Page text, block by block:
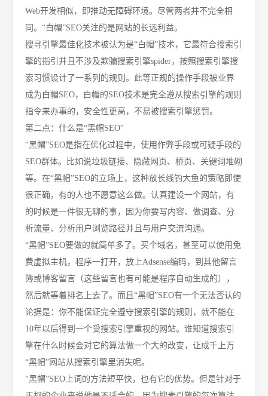
Web开发相似，即推动无障碍环境。尽管两者并不完全相
同。“白帽”SEO关注的是网站的长远利益。
搜寻引擎最佳化技术被认为是“白帽”技术，它最符合搜索引
擎的指引并且不涉及欺骗搜索引擎spider，按照搜索引擎搜
索习惯设计了一系列的规则。 此等正规的操作手段被业界
成为白帽SEO，白帽的SEO技术是完全遵从搜索引擎的规则
指令来办事的，安全性更高，不易被搜索引擎惩罚。
第二点：什么是“黑帽SEO”
“黑帽”SEO是指在优化过程中，使用作弊手段或可疑手段的
SEO群体。比如说垃圾链接、隐藏网页、桥页、关键词堆砌
等。在“黑帽”SEO的立场上，这种放长线钓大鱼的策略即使
很正确，有的人也不愿意这么做。认真建设一个网站，有
的时候是一件很无聊的事，因为你要写内容、做调查、分
析流量、分析用户浏览路径并且与用户交流沟通。
“黑帽”SEO要做的就简单多了。买个域名，甚至可以使用免
费虚拟主机，程序一打开，放上Adsense编码，到其他留言
簿或博客留言（这些留言也有可能是程序自动生成的），
然后就等着排名上去了。而且“黑帽”SEO有一个无法否认的
论据是：你不能保证完全遵守搜索引擎的规则，就不能在
10年以后得到一个受搜索引擎重视的网站。谁知道搜索引
擎在什么时候会对它的算法做一个大的改变，让成千上万
“黑帽”网站从搜索引擎里消失呢。
“黑帽”SEO 上词 的方法短平快，也有它的优势。但是针对于